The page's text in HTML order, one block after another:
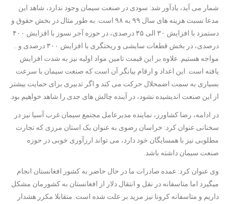
شمار می آید، یادآور شد: سودی در صنعت سیمان وجود ندارد، شاهد این
مدعا نسبت هزینه های سال ۹۹ به ۹۸ است. به طور مثال در بخش حقوق و
دستمزد با افزایش ۳۰ الی ۳۵ درصدی، در حوزه آجر نسوز با افزایش ۴۰۰
درصدی، در بخش قطعات سایشی و ریختگری با افزایش ۳۰۰ درصدی و…
مواجه هستیم. علاوه بر این قیمت تامین مواد اولیه نیز به شدت افزایش
یافته است. این اعداد و ارقام بیانگر آن است که صنعت سیمان با سرعت
بسیاری به سمت اضمحلال حرکت می کند و اگر تدبیری برای حمایت بیشتر
از این صنعت اندیشیده نشود، در آینده چالش های جدی را شاهد خواهیم بود.
در ادامه، رضا کشاورز، نماینده مدیرعامل مجتمع سیمان غرب آسیا نیز در
سخنانی عنوان کرد: خراسان رضوی به عنوان یک استان مرزی که تجارت
مطلوبی نیز با همسایگان خود دارد، می تواند ارزآوری خوبی در حوزه
صنعت سیمان داشته باشد.
وی عنوان کرد: عمده صادرات ما در حال حاضر به کشور افغانستان انجام
می­گیرد اما متاسفانه در نقل و انتقال دلار از افغانستان به کشورمان مشکل
داریم و متاسفانه کرونا نیز مزید بر علت شده است. متقابلا مکرر هشدار